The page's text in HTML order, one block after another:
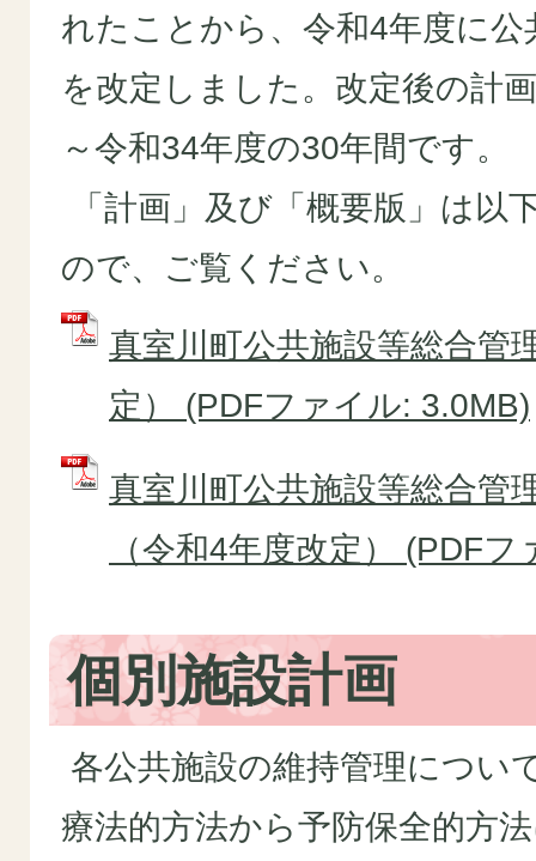
れたことから、令和4年度に公
を改定しました。改定後の計
～令和34年度の30年間です。
「計画」及び「概要版」は以
ので、ご覧ください。
真室川町公共施設等総合管
定） (PDFファイル: 3.0MB)
真室川町公共施設等総合管
（令和4年度改定） (PDF
個別施設計画
各公共施設の維持管理につい
療法的方法から予防保全的方